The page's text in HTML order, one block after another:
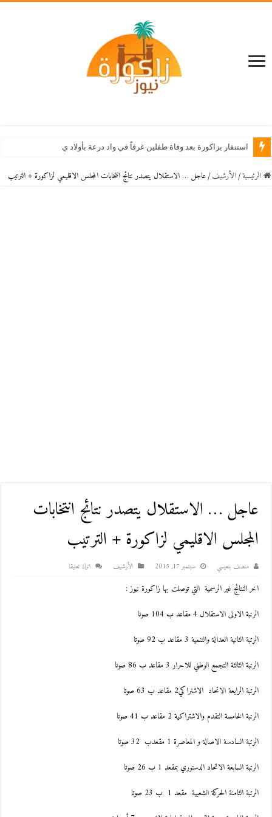
استنفار بزاكورة بعد وفاة طفلين غرقاً في واد درعة بأولاد يحيى لكراير
الرئيسية / اﻷرشيف / عاجل … الاستقلال يتصدر نتائج انتخابات المجلس الاقليمي لزاكورة + الترتيب
عاجل … الاستقلال يتصدر نتائج انتخابات
المجلس الاقليمي لزاكورة + الترتيب
منصف بنعيسي سبتمبر 17, 2015 اﻷرشيف اترك تعليقا
اخر النتائج غير الرسمية التي توصلت بها زاكورة نيوز :
الرتبة الاولى الاستقلال 4 مقاعد ب 104 صوتا
الرتبة الثانية العدالة والتنمية 3 مقاعد ب 92 صوتا
الرتبة الثالثة التجمع الوطني للاحرار 3 مقاعد ب 86 صوتا
الرتبة الرابعة الاتحاد الاشتراكي2 مقاعد ب 63 صوتا
الرتبة الخامسة التقدم والاشتراكية 2 مقاعد ب 41 صوتا
الرتبة السادسة الاصالة و المعاصرة 1 مقعدب 32 صوتا
الرتبة السابعة الاتحاد الدستوري بمقعد 1 ب 26 صوتا
الرتبة الثامنة الحركة الشعبية مقعد 1 ب 23 صوتا